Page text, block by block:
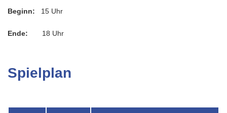
Beginn: 15 Uhr
Ende: 18 Uhr
Spielplan